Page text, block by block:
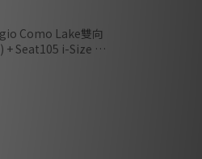
Como Lake雙向
+ Seat105 i-Size 0-